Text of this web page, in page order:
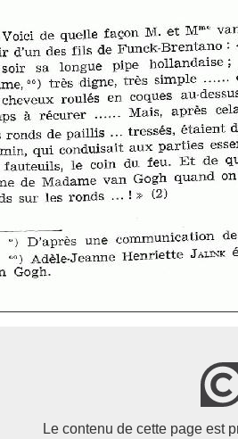
Le contenu de cette page est